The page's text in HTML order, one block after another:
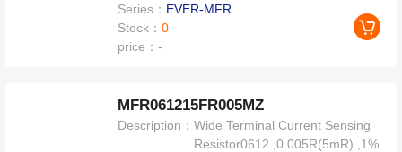
Series： EVER-MFR
Stock：0
price：-
MFR061215FR005MZ
Description：Wide Terminal Current Sensing
Resistor0612 ,0.005R(5mR) ,1%